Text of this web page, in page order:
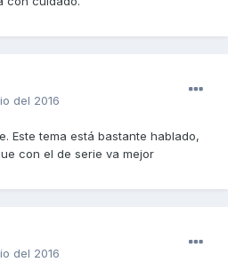
del 2016
Este tema está bastante hablado,
con el de serie va mejor
del 2016